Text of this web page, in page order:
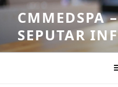
Skip
content
CMMEDSPA
SEPUTAR